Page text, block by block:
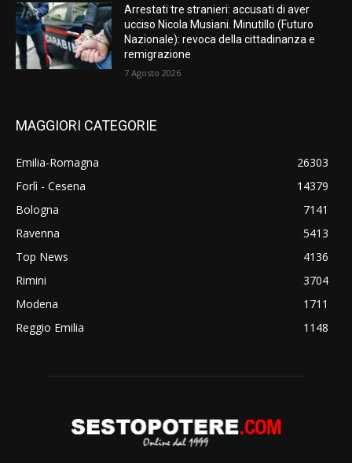
Arrestati tre stranieri: accusati di aver
ucciso Nicola Musiani. Minutillo (Futuro
Nazionale): revoca della cittadinanza e
remigrazione
7 Agosto 2026
MAGGIORI CATEGORIE
Emilia-Romagna
26303
Forlì - Cesena
14379
Bologna
7141
Ravenna
5413
Top News
4136
Rimini
3704
Modena
1711
Reggio Emilia
1148